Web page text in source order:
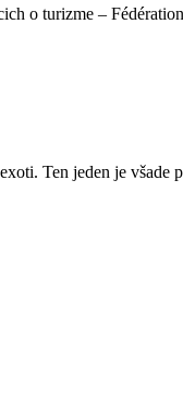
o turizme –
Ten jeden je všade